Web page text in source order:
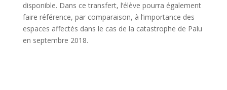
disponible. Dans ce transfert, l’élève pourra également
faire référence, par comparaison, à l’importance des
espaces affectés dans le cas de la catastrophe de Palu
en septembre 2018.